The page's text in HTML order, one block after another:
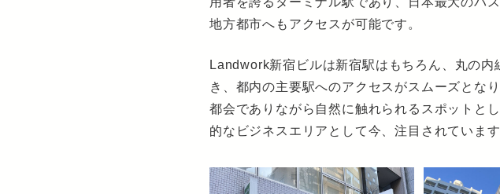
地方都市へもアクセスが可能です。
Landwork新宿ビルは新宿駅はもちろん、丸の
き、都内の主要駅へのアクセスがスムーズとな
都会でありながら自然に触れられるスポットと
的なビジネスエリアとして今、注目されています